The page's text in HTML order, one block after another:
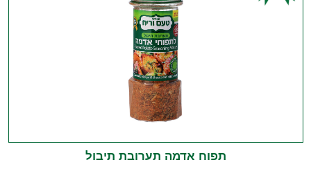
תפוח אדמה תערובת תיבול